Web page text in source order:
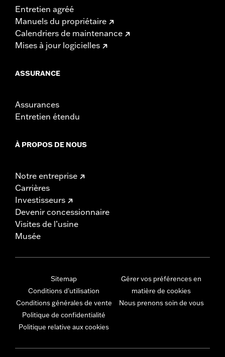
Entretien agréé
Manuels du propriétaire
Calendriers de maintenance
Mises à jour logicielles
ASSURANCE
Assurances
Entretien étendu
À PROPOS DE NOUS
Notre entreprise
Carrières
Investisseurs
Devenir concessionnaire
Visites de l’usine
Musée
Sitemap
Conditions d'utilisation
Conditions générales de vente
Politique de confidentialité
Politique relative aux cookies
Gérer vos préférences en
matière de cookies
Nous prenons soin de vous